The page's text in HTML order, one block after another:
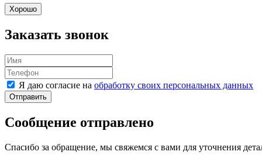
Хорошо
Заказать звонок
Я даю согласие на обработку своих персональных данных
Отправить
Сообщение отправлено
Спасибо за обращение, мы свяжемся с вами для уточнения